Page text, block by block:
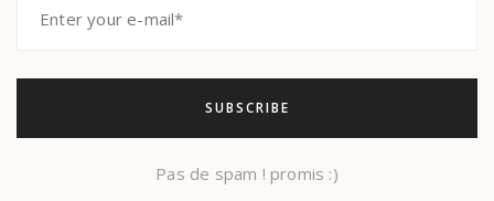
Pas de spam ! promis :)